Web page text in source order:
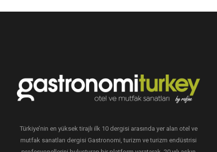
Türkiye’nin en yüksek tirajlı ilk 10 dergisi arasında yer alan otel ve
mutfak sanatları dergisi Gastronomi, turizm ve turizm endüstrisi